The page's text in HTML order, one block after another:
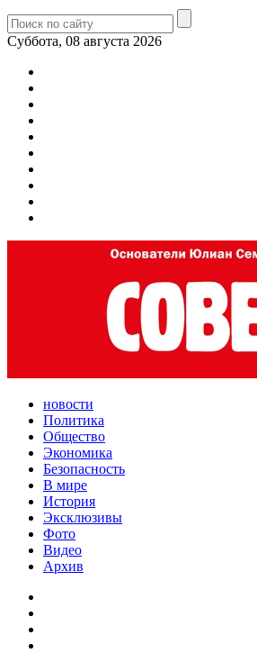
Суббота, 08 августа 2026
новости
Политика
Общество
Экономика
Безопасность
В мире
История
Эксклюзивы
Фото
Видео
Архив